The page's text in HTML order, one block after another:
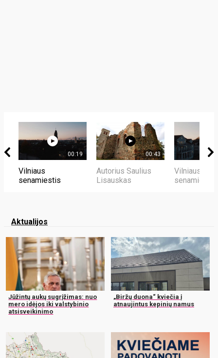
00:19
Vilniaus
senamiestis
00:43
Autorius Saulius
Lisauskas
Vilniaus
senamiestis
Aktualijos
Jūžintų aukų sugrįžimas: nuo
mero idėjos iki valstybinio
atsisveikinimo
„Biržų duona“ kviečia į
atnaujintus kepinių namus